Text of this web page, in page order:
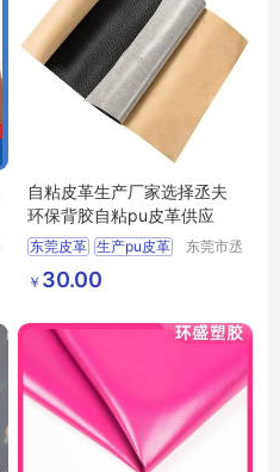
自粘皮革生产厂家选择丞夫
环保背胶自粘pu皮革供应
东莞皮革 生产pu皮革
东莞pu皮革
厂家pu皮革
东莞市丞
￥ 30.00